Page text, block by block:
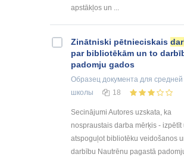
apstākļos un ...
Zinātniski pētnieciskais
par bibliotēkām un to
padomju gados
Образец документа для средней
школы
18
Secinājumi Autores uzskata, ka
nospraustais darba mērķis - izpētīt
atspoguļot bibliotēku veidošanos
darbību Nautrēnu pagastā